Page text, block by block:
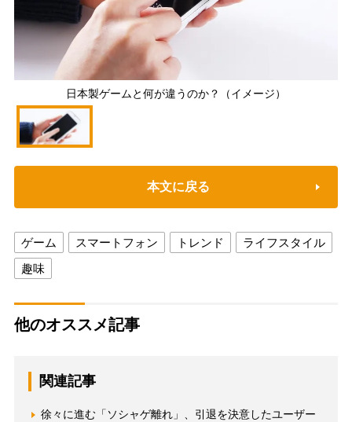
日本製ゲームと何が違うのか？（イメージ）
本文に戻る
ゲーム スマートフォン トレンド
ライフスタイル
趣味
他のオススメ記事
関連記事
徐々に進む「ソシャゲ離れ」、引退を決意したユーザー